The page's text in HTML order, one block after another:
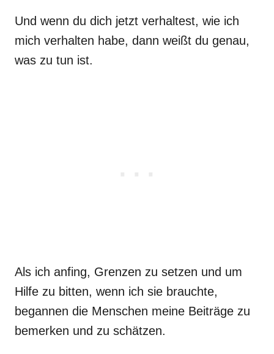
Und wenn du dich jetzt verhaltest, wie ich
mich verhalten habe, dann weißt du genau,
was zu tun ist.
Als ich anfing, Grenzen zu setzen und um
Hilfe zu bitten, wenn ich sie brauchte,
begannen die Menschen meine Beiträge zu
bemerken und zu schätzen.